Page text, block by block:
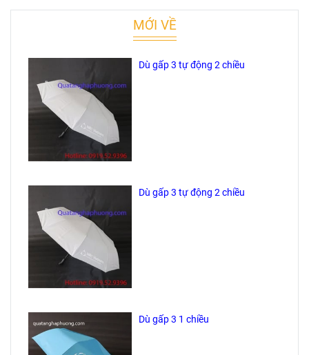
MỚI VỀ
Dù gấp 3 tự động 2 chiều
Dù gấp 3 tự động 2 chiều
Dù gấp 3 1 chiều